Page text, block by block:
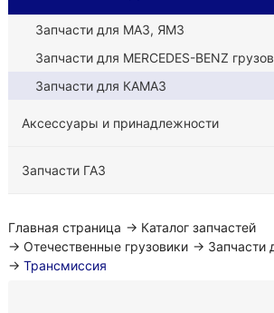
Запчасти для МАЗ, ЯМЗ
Запчасти для MERCEDES-BENZ
Запчасти для КАМАЗ
Аксессуары и принадлежности
Запчасти ГАЗ
Главная страница → Каталог запчастей
→ Отечественные грузовики → Запчасти
→ Трансмиссия